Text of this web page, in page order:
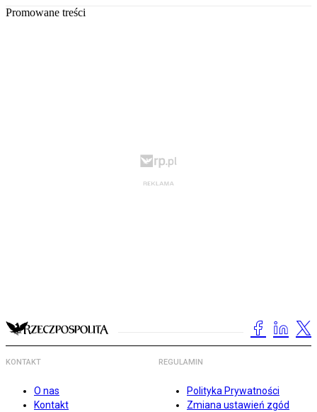
Promowane treści
KONTAKT
O nas
Kontakt
REGULAMIN
Polityka Prywatności
Zmiana ustawień zgód